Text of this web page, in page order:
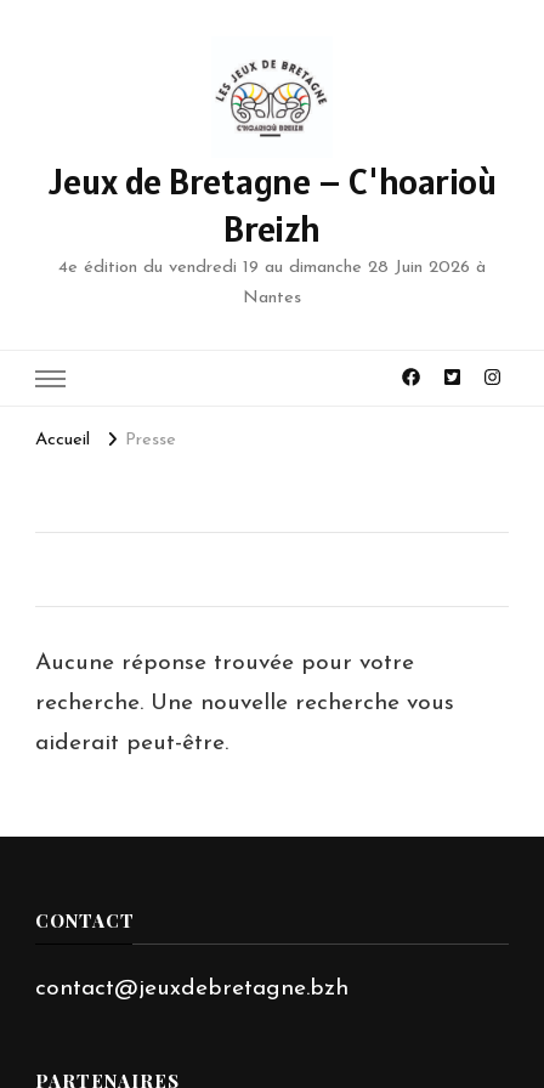
Jeux de Bretagne – C'hoarioù
Breizh
4e édition du vendredi 19 au dimanche 28 Juin 2026 à
Nantes
Accueil Presse
Aucune réponse trouvée pour votre
recherche. Une nouvelle recherche vous
aiderait peut-être.
CONTACT
contact@jeuxdebretagne.bzh
PARTENAIRES